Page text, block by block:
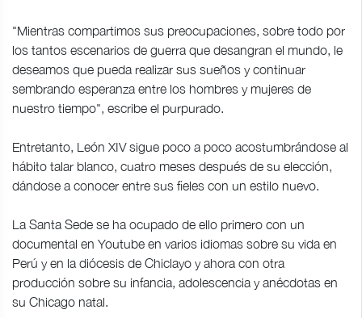
"Mientras compartimos sus preocupaciones, sobre todo por
los tantos escenarios de guerra que desangran el mundo, le
deseamos que pueda realizar sus sueños y continuar
sembrando esperanza entre los hombres y mujeres de
nuestro tiempo", escribe el purpurado.
Entretanto, León XIV sigue poco a poco acostumbrándose al
hábito talar blanco, cuatro meses después de su elección,
dándose a conocer entre sus fieles con un estilo nuevo.
La Santa Sede se ha ocupado de ello primero con un
documental en Youtube en varios idiomas sobre su vida en
Perú y en la diócesis de Chiclayo y ahora con otra
producción sobre su infancia, adolescencia y anécdotas en
su Chicago natal.